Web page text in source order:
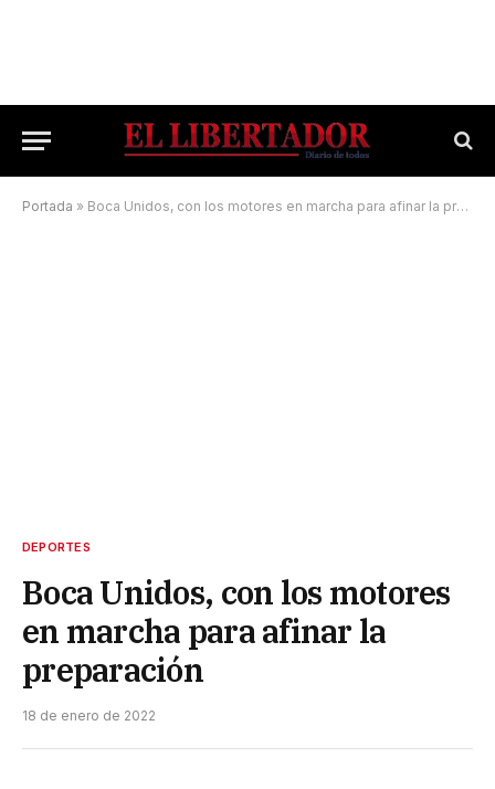
Portada » Boca Unidos, con los motores en marcha para afinar la preparación
DEPORTES
Boca Unidos, con los motores
en marcha para afinar la
preparación
18 de enero de 2022